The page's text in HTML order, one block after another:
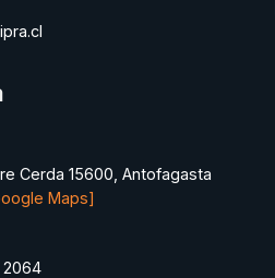
Cerda 15600, Antofagasta
Maps]
2064